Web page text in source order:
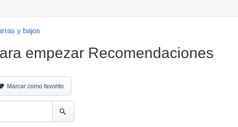
y bajos
empezar Recomendaciones
Marcar como favorito